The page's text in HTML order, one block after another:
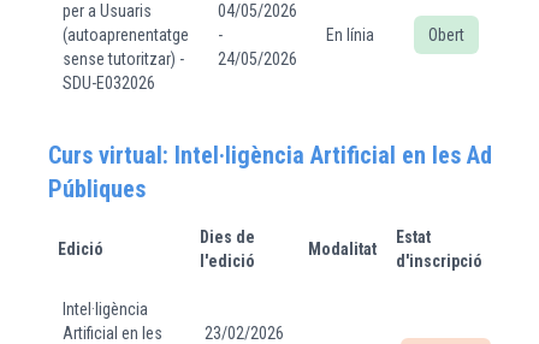
per a Usuaris
(autoaprenentatge
sense tutoritzar) -
SDU-E032026
04/05/2026
-
24/05/2026
En línia Obert
Curs virtual: Intel·ligència Artificial en les
Públiques
Edició
Dies de
l'edició
Modalitat
Estat
d'inscripció
Intel·ligència
Artificial en les
23/02/2026